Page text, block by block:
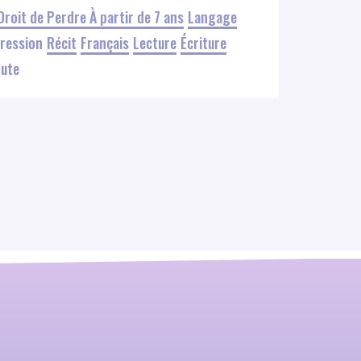
de PerdreÀ partir de 7 ans Langage
Récit Français Lecture Écriture